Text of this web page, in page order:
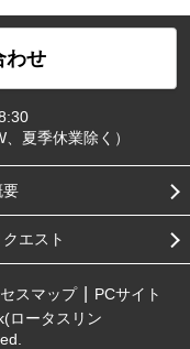
わせ
夏季休業除く）
要
エスト
スマップ
PCサイト
ロータスリン